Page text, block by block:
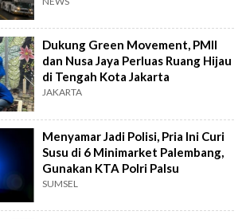
Dukung Green Movement, PMII
dan Nusa Jaya Perluas Ruang Hijau
di Tengah Kota Jakarta
JAKARTA
Menyamar Jadi Polisi, Pria Ini Curi
Susu di 6 Minimarket Palembang,
Gunakan KTA Polri Palsu
SUMSEL